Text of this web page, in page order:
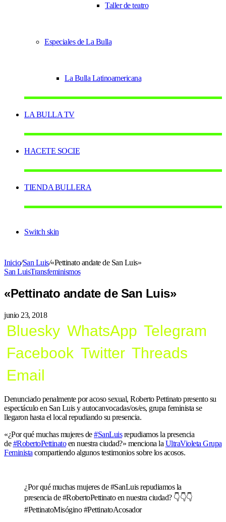
Taller de teatro
Especiales de La Bulla
La Bulla Latinoamericana
LA BULLA TV
HACETE SOCIE
TIENDA BULLERA
Switch skin
Inicio/San Luis/«Pettinato andate de San Luis»
San LuisTransfeminismos
«Pettinato andate de San Luis»
junio 23, 2018
Bluesky WhatsApp Telegram
Facebook Twitter Threads
Email
Denunciado penalmente por acoso sexual, Roberto Pettinato presento su
espectáculo en San Luis y autocanvocadas/os/es, grupa feminista se
llegaron hasta el local repudiando su presencia.
«¿Por qué muchas mujeres de#SanLuisrepudiamos la presencia
de#RobertoPettinatoen nuestra ciudad?» menciona la UltraVioleta Grupa
Feminista compartiendo algunos testimonios sobre los acosos.
¿Por qué muchas mujeres de #SanLuis repudiamos la
presencia de #RobertoPettinato en nuestra ciudad? 👇👇👇
#PettinatoMisógino #PettinatoAcosador